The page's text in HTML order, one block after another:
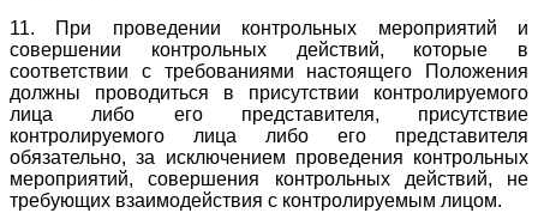
11. При проведении контрольных мероприятий и
совершении контрольных действий, которые в
соответствии с требованиями настоящего Положения
должны проводиться в присутствии контролируемого
лица либо его представителя, присутствие
контролируемого лица либо его представителя
обязательно, за исключением проведения контрольных
мероприятий, совершения контрольных действий, не
требующих взаимодействия с контролируемым лицом.